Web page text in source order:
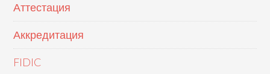
Аттестация
Аккредитация
FIDIC